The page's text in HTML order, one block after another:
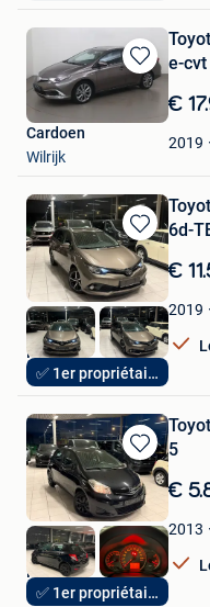
Sauvegarder
dans
e-cvt
€
2019
Cardoen
Wilrijk
Sauvegarder
dans
Mes
Favoris
✅ 1er propriétaire
6d-
€
2019
Hak Auto
Lendelede
Sauvegarder
dans
Mes
Favoris
✅ 1er propriétaire
5
€
2013
Hak Auto
Lendelede